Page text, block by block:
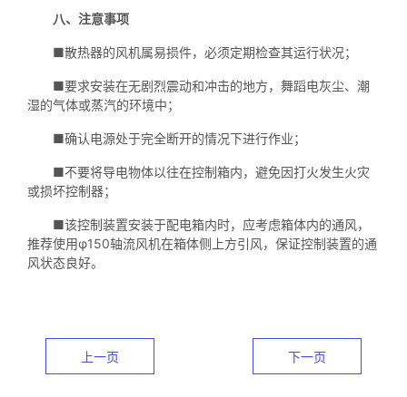
八、注意事项
■散热器的风机属易损件，必须定期检查其运行状况；
■要求安装在无剧烈震动和冲击的地方，舞蹈电灰尘、潮
湿的气体或蒸汽的环境中；
■确认电源处于完全断开的情况下进行作业；
■不要将导电物体以往在控制箱内，避免因打火发生火灾
或损坏控制器；
■该控制装置安装于配电箱内时，应考虑箱体内的通风，
推荐使用φ150轴流风机在箱体侧上方引风，保证控制装置的通
风状态良好。
上一页 下一页